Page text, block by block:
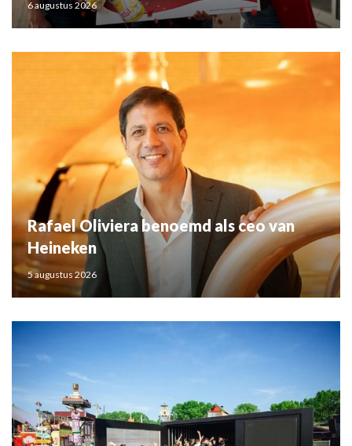
6 augustus 2026
Rafael Oliviera benoemd als ceo van
Heineken
5 augustus 2026